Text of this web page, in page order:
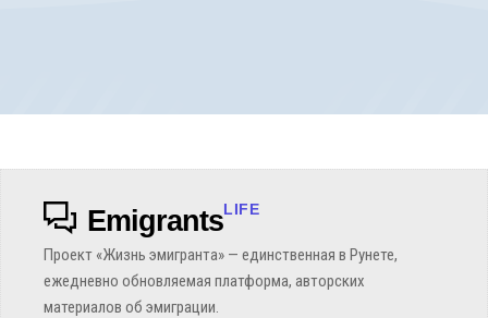
EmigrantsLIFE
Проект «Жизнь эмигранта» — единственная в Рунете,
ежедневно обновляемая платформа, авторских
материалов об эмиграции.